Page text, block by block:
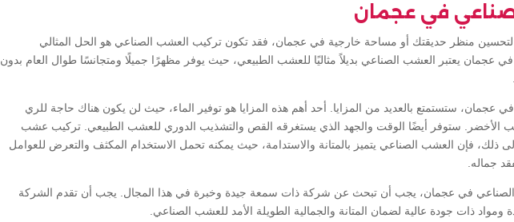
في عجمان
منظر حديقتك أو مساحة خارجية في عجمان، فقد تكون تركيب العشب الصناعي هو الحل المثالي
يعتبر العشب الصناعي بديلاً مثاليًا للعشب الطبيعي، حيث يوفر مظهرًا جميلًا ومتجانسًا طوال العام بدون
ستستمتع بالعديد من المزايا. أحد أهم هذه المزايا هو توفير الماء، حيث لن يكون هناك حاجة للري
الأخضر. ستوفر أيضًا الوقت والجهد الذي يستغرقه القص والتشذيب الدوري للعشب الطبيعي. تركيب عشب
ذلك، فإن العشب الصناعي يتميز بالمتانة والاستدامة، حيث يمكنه تحمل الاستخدام المكثف والتعرض للعوامل
جماله.
الصناعي في عجمان، يجب أن تبحث عن شركة ذات سمعة جيدة وخبرة في هذا المجال. يجب أن تقدم الشركة
ومواد ذات جودة عالية لضمان المتانة والجمالية الطويلة الأمد للعشب الصناعي.